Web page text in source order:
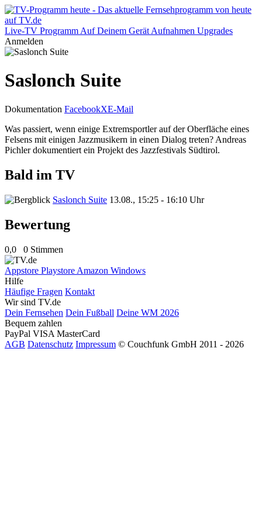
Live-TV Programm Auf Deinem Gerät Aufnahmen Upgrades
Anmelden
Saslonch Suite
Dokumentation FacebookXE-Mail
Was passiert, wenn einige Extremsportler auf der Oberfläche eines
Felsens mit einigen Jazzmusikern in einen Dialog treten? Andreas
Pichler dokumentiert ein Projekt des Jazzfestivals Südtirol.
Bald im TV
Saslonch Suite 13.08., 15:25 - 16:10 Uhr
Bewertung
0,0 0 Stimmen
Appstore Playstore Amazon Windows
Hilfe
Häufige Fragen Kontakt
Wir sind TV.de
Dein Fernsehen Dein Fußball Deine WM 2026
Bequem zahlen
PayPal VISA MasterCard
AGB Datenschutz Impressum © Couchfunk GmbH 2011 - 2026